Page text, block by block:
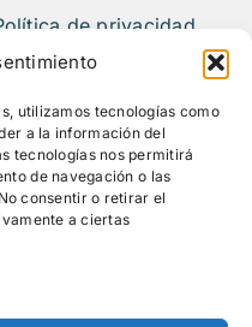
utilizamos tecnologías como
a la información del
tecnologías nos permitirá
de navegación o las
consentir o retirar el
a ciertas
de privacidad
legal